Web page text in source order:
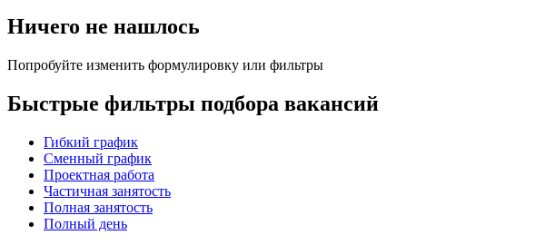
Ничего не нашлось
Попробуйте изменить формулировку или фильтры
Быстрые фильтры подбора вакансий
Гибкий график
Сменный график
Проектная работа
Частичная занятость
Полная занятость
Полный день